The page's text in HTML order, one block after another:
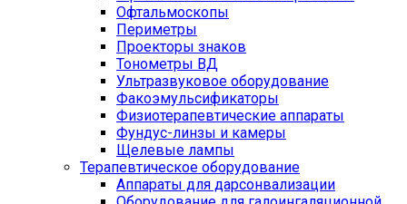
Офтальмоскопы
Периметры
Проекторы знаков
Тонометры ВД
Ультразвуковое оборудование
Факоэмульсификаторы
Физиотерапевтические аппараты
Фундус-линзы и камеры
Щелевые лампы
Терапевтическое оборудование
Аппараты для дарсонвализации